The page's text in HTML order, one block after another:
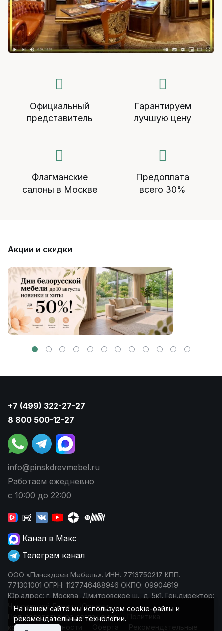
Официальный
представитель
Гарантируем
лучшую цену
Флагманские
салоны в Москве
Предоплата
всего 30%
Акции и скидки
+7 (499) 322-27-27
8 800 500-12-27
info@pinskdrevmebel.ru
Работаем ежедневно
с 10:00 до 22:00
Канал в Макс
Телеграм канал
ООО «Пинскдрев Мебель». ИНН: 7713750217 КПП:
771301001 ОГРН: 1127746488946 ОКПО: 09904619
Юр.адрес: г. Москва, Дмитровское ш., д. 5к1. Ген.директор:
Чеповецкий Леонид Юрьевич
Пользовательское соглашение
Политика
конфиденциальности
Оферта Рекомендательные
На нашем сайте мы используем cookie-файлы и
рекомендательные технологии.